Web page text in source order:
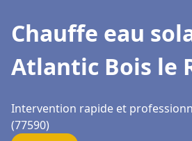
Chauffe eau
Atlantic Bois le
Intervention rapide et
(77590)